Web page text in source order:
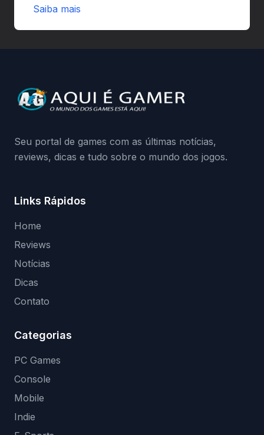
preload e avisa que quem usar versões não
da Playground: negação do preload,
medidas contra acessos não autorizados
Saiba mais
Seu portal de games com as últimas notícias,
reviews, dicas e tudo sobre o mundo dos jogos.
Links Rápidos
Home
Reviews
Notícias
Dicas
Contato
Categorias
PC Games
Console
Mobile
Indie